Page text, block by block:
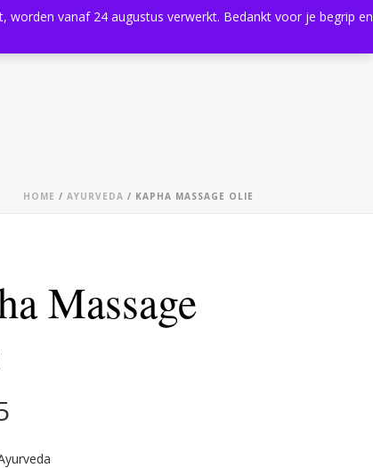
Shop
HOME / AYURVEDA / KAPHA MASSAGE OLIE
Massage
worden vanaf 24 augustus verwerkt. Bedankt voor je begrip en